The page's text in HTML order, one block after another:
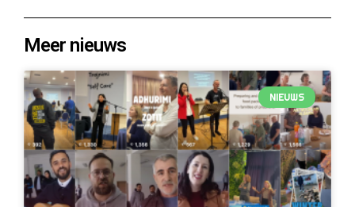
Meer nieuws
NIEUWS